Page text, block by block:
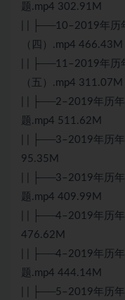
题.mp4 302.91M
| | ├──10–2019年历
（四）.mp4 466.43M
| | ├──11–2019年历
（五）.mp4 311.07M
| | ├──2–2019年历
题.mp4 511.62M
| | ├──3–2019年历
95.35M
| | ├──3–2019年历
题.mp4 409.99M
| | ├──4–2019年历
476.62M
| | ├──4–2019年历
题.mp4 444.14M
| | ├──5–2019年历